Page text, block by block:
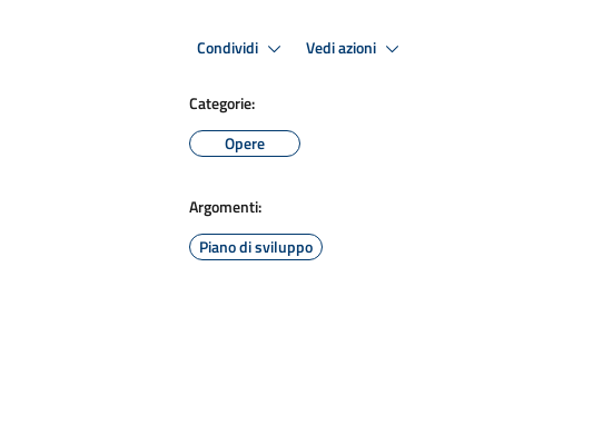
Condividi Vedi azioni
Categorie:
Opere
Argomenti:
Piano di sviluppo